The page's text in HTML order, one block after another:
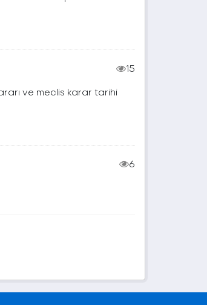
15
ve meclis karar tarihi
6